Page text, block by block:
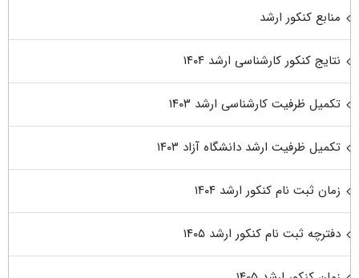
منابع کنکور ارشد
نتایج کنکور کارشناسی ارشد ۱۴۰۴
تکمیل ظرفیت کارشناسی ارشد ۱۴۰۳
تکمیل ظرفیت ارشد دانشگاه آزاد ۱۴۰۳
زمان ثبت نام کنکور ارشد ۱۴۰۴
دفترچه ثبت نام کنکور ارشد ۱۴۰۵